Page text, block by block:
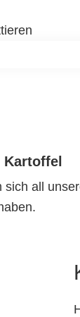
sich all